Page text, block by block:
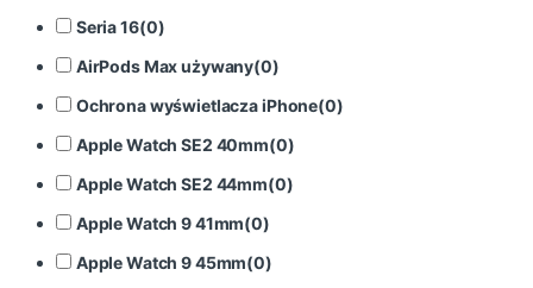
Seria 16(0)
AirPods Max używany(0)
Ochrona wyświetlacza iPhone(0)
Apple Watch SE2 40mm(0)
Apple Watch SE2 44mm(0)
Apple Watch 9 41mm(0)
Apple Watch 9 45mm(0)